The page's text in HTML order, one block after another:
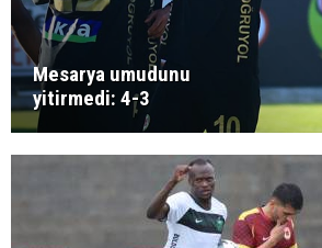
Mesarya umudunu
yitirmedi: 4-3